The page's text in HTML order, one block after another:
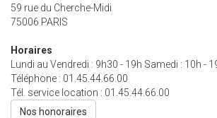
59 rue du Cherche-Midi
75006 PARIS
Horaires
Lundi au Vendredi : 9h30 - 19h Samedi : 10h -
Téléphone : 01.45.44.66.00
Tél. service location : 01.45.44.66.00
Nos honoraires